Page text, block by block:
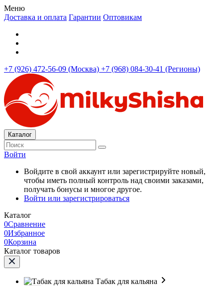
Меню
Доставка и оплата Гарантии Оптовикам
+7 (926) 472-56-09 (Москва) +7 (968) 084-30-41 (Регионы)
Каталог
Войти
Войдите в свой аккаунт или зарегистрируйте новый,
чтобы иметь полный контроль над своими заказами,
получать бонусы и многое другое.
Войти или зарегистрироваться
Каталог
0Сравнение
0Избранное
0Корзина
Каталог товаров
Табак для кальяна